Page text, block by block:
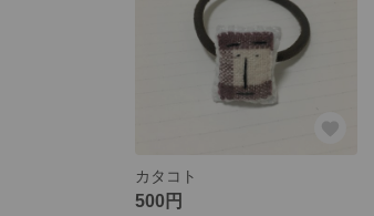
カタコト
500円